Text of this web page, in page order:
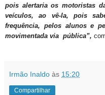
pois alertaria os motoristas
veículos, ao vê-la, pois
frequência, pelos alunos e
movimentada via pública”,
Irmão Inaldo às 15:20
Compartilhar